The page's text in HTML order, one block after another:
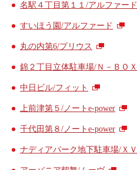
名駅４丁目第１１/アルファード
すいほう園/アルファード
丸の内第6/プリウス
錦２丁目立体駐車場/Ｎ－ＢＯＸ
中日ビル/フィット
上前津第５/ノートe-power
千代田第８/ノートe-power
ナディアパーク地下駐車場/ＸＶ